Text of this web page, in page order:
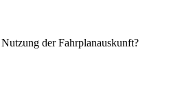
der Fahrplanauskunft?